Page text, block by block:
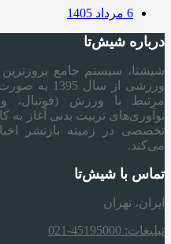
6 مرداد 1405
درباره شیش‌تا
شیشتا، سیستم جامع
ورزشی از
مرتبط با ورزش (فوتبال،
نوآوری‌های تربیت بدنی آغاز به
تخصصی در زمینه بازنشر
می‌کند.
تماس با شیش‌تا
ایران، تهران
تبلیغات: 45195000-021